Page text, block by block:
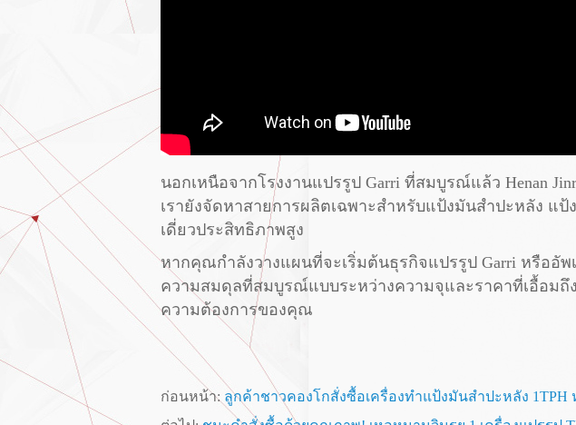
นอกเหนือจากโรงงานแปรรูป Garri ที่สมบูรณ์แล้ว Henan
เรายังจัดหาสายการผลิตเฉพาะสำหรับแป้งมันสำปะหลัง
เดี่ยวประสิทธิภาพสูง
หากคุณกำลังวางแผนที่จะเริ่มต้นธุรกิจแปรรูป Garri หรืออัพเ
ความสมดุลที่สมบูรณ์แบบระหว่างความจุและราคาที่เอื้อมถึ
ความต้องการของคุณ
ก่อนหน้า: ลูกค้าชาวคองโกสั่งซื้อเครื่องทำแป้งมันสำปะหลัง